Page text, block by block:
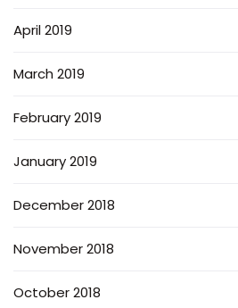
April 2019
March 2019
February 2019
January 2019
December 2018
November 2018
October 2018